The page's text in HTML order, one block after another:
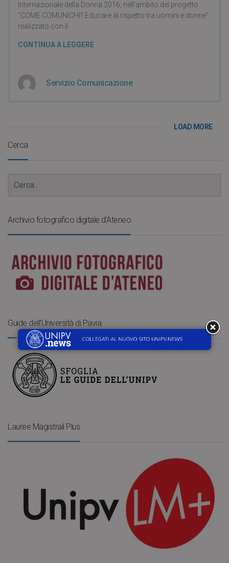
Internazionale della Donna 2016, nell’ambito del progetto
“COME COMUNICHI? Educare al rispetto tra uomini e donne”
realizzato con il
CONTINUA A LEGGERE
Servizio Comunicazione
LOAD MORE
Cerca
Archivio fotografico digitale d’Ateneo
Guide dell’Università di Pavia
Lauree Magistrali Plus